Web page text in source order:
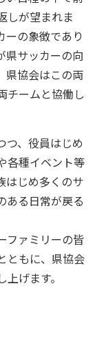
しが望まれま
ーの象徴であり
県サッカーの向
県協会はこの両
チームと協働し
つ、役員はじめ
各種イベント等
はじめ多くのサ
ある日常が戻る
ファミリーの皆
ともに、県協会
げます。